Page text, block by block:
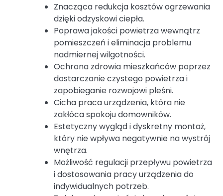
Znacząca redukcja kosztów ogrzewania
dzięki odzyskowi ciepła.
Poprawa jakości powietrza wewnątrz
pomieszczeń i eliminacja problemu
nadmiernej wilgotności.
Ochrona zdrowia mieszkańców poprzez
dostarczanie czystego powietrza i
zapobieganie rozwojowi pleśni.
Cicha praca urządzenia, która nie
zakłóca spokoju domowników.
Estetyczny wygląd i dyskretny montaż,
który nie wpływa negatywnie na wystrój
wnętrza.
Możliwość regulacji przepływu powietrza
i dostosowania pracy urządzenia do
indywidualnych potrzeb.